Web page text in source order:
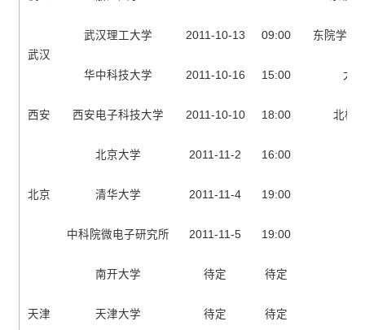
武汉
武汉理工大学 2011-10-13 09:00 东院学工
华中科技大学 2011-10-16 15:00 大
西安 西安电子科技大学 2011-10-10 18:00 北校
北京
北京大学 2011-11-2 16:00
清华大学 2011-11-4 19:00
中科院微电子研究所 2011-11-5 19:00
天津
南开大学 待定 待定
天津大学 待定 待定